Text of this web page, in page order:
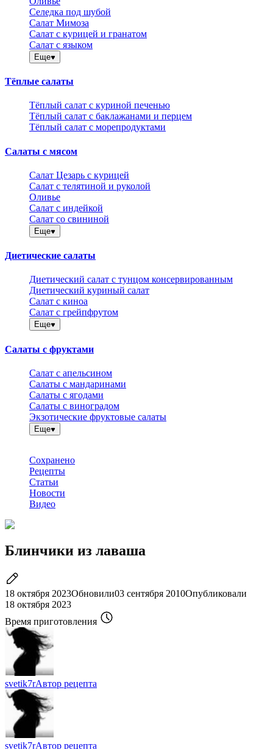
Селедка под шубой
Салат Мимоза
Салат с курицей и гранатом
Салат с языком
Еще
Тёплые салаты
Тёплый салат с куриной печенью
Тёплый салат с баклажанами и перцем
Тёплый салат с морепродуктами
Салаты с мясом
Салат Цезарь с курицей
Салат с телятиной и руколой
Оливье
Салат с индейкой
Салат со свининой
Еще
Диетические салаты
Диетический салат с тунцом консервированным
Диетический куриный салат
Салат с киноа
Салат с грейпфрутом
Еще
Салаты с фруктами
Салат с апельсином
Салаты с мандаринами
Салаты с ягодами
Салаты с виноградом
Экзотические фруктовые салаты
Еще
Сохранено
Рецепты
Статьи
Новости
Видео
Блинчики из лаваша
18 октября 2023Обновили03 сентября 2010Опубликовали
18 октября 2023
Время приготовления
svetik7rАвтор рецепта
svetik7rАвтор рецепта